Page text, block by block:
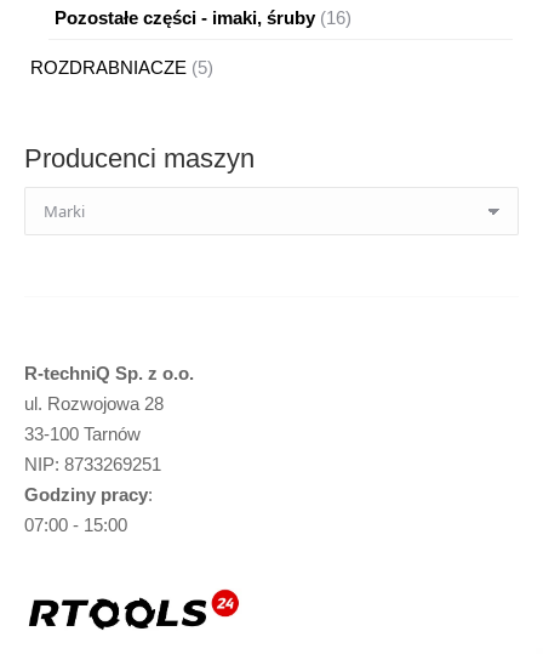
Pozostałe części - imaki, śruby 1616
ROZDRABNIACZE
55
Producenci maszyn
R-techniQ Sp. z o.o.
ul. Rozwojowa 28
33-100 Tarnów
NIP: 8733269251
Godziny pracy:
07:00 - 15:00